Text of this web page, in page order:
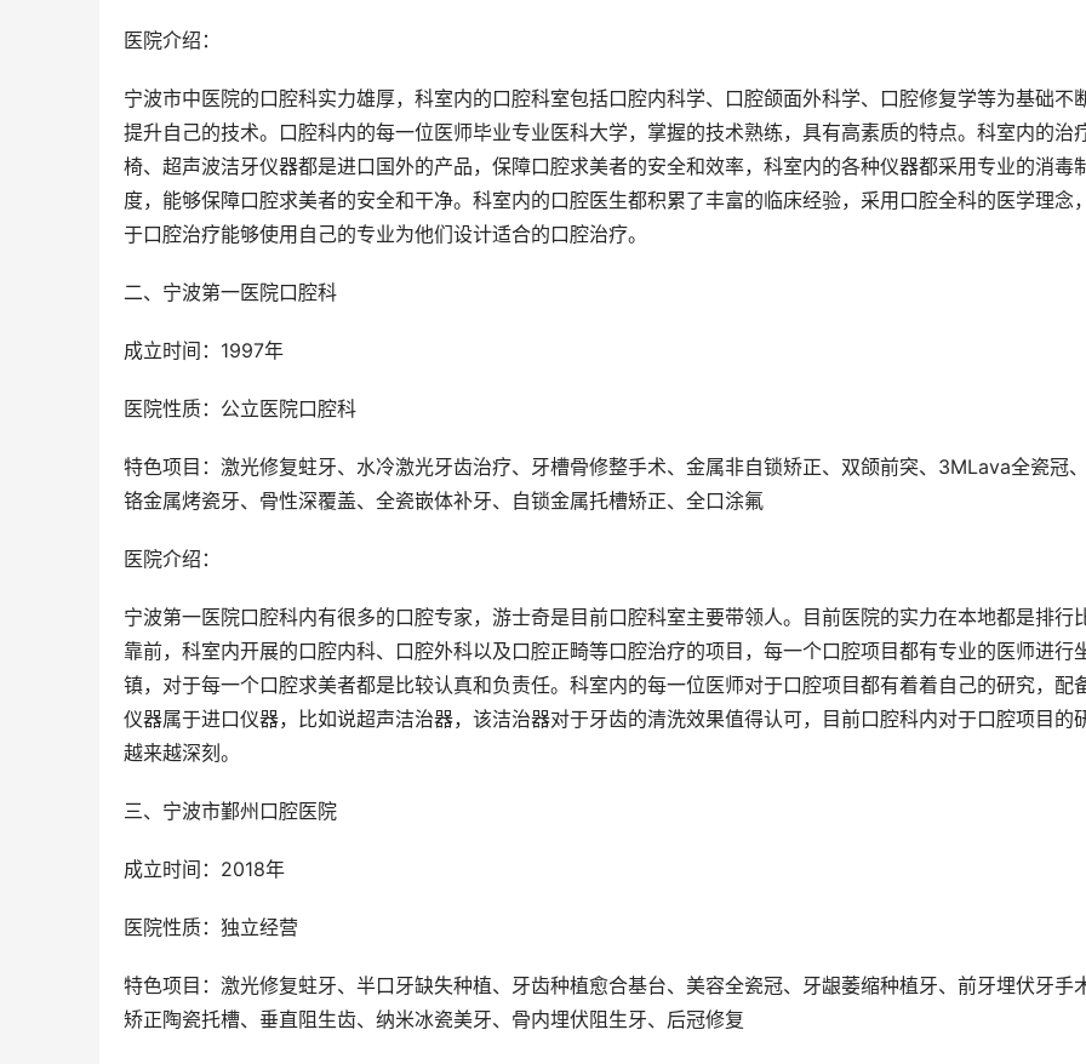
医院介绍：
宁波市中医院的口腔科实力雄厚，科室内的口腔科室包括口腔内科学、口腔颌面外科学、口腔修复学等为基础不
提升自己的技术。口腔科内的每一位医师毕业专业医科大学，掌握的技术熟练，具有高素质的特点。科室内的治
椅、超声波洁牙仪器都是进口国外的产品，保障口腔求美者的安全和效率，科室内的各种仪器都采用专业的消毒
度，能够保障口腔求美者的安全和干净。科室内的口腔医生都积累了丰富的临床经验，采用口腔全科的医学理念
于口腔治疗能够使用自己的专业为他们设计适合的口腔治疗。
二、宁波第一医院口腔科
成立时间：1997年
医院性质：公立医院口腔科
特色项目：激光修复蛀牙、水冷激光牙齿治疗、牙槽骨修整手术、金属非自锁矫正、双颌前突、3MLava全瓷冠
铬金属烤瓷牙、骨性深覆盖、全瓷嵌体补牙、自锁金属托槽矫正、全口涂氟
医院介绍：
宁波第一医院口腔科内有很多的口腔专家，游士奇是目前口腔科室主要带领人。目前医院的实力在本地都是排行
靠前，科室内开展的口腔内科、口腔外科以及口腔正畸等口腔治疗的项目，每一个口腔项目都有专业的医师进行
镇，对于每一个口腔求美者都是比较认真和负责任。科室内的每一位医师对于口腔项目都有着着自己的研究，配
仪器属于进口仪器，比如说超声洁治器，该洁治器对于牙齿的清洗效果值得认可，目前口腔科内对于口腔项目的
越来越深刻。
三、宁波市鄞州口腔医院
成立时间：2018年
医院性质：独立经营
特色项目：激光修复蛀牙、半口牙缺失种植、牙齿种植愈合基台、美容全瓷冠、牙龈萎缩种植牙、前牙埋伏牙手术
矫正陶瓷托槽、垂直阻生齿、纳米冰瓷美牙、骨内埋伏阻生牙、后冠修复